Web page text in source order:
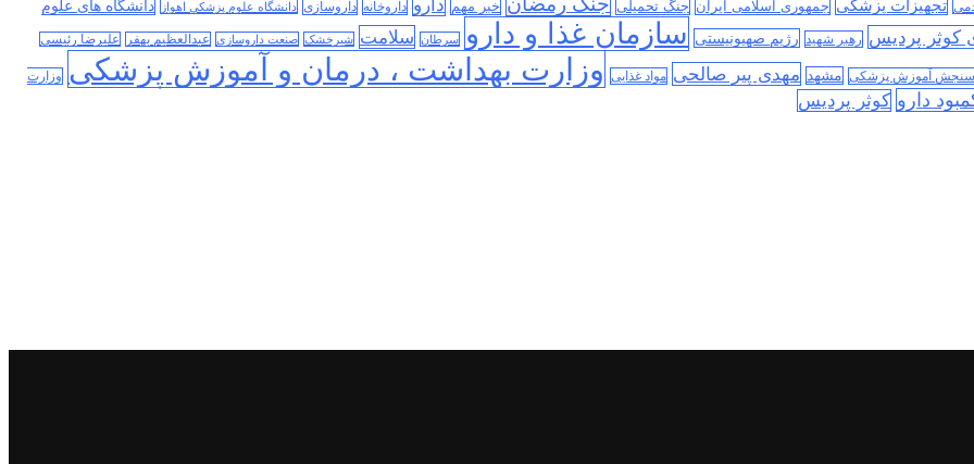
تجهیزات پزشکی جمهوری اسلامی ایران جنگ تحمیلی خبر مهم داروخانه داروسازی دانشگاه علوم پزشکی اهواز
دانشگاه های علوم
کوثر پردیس رهبر شهید رژیم صهیونیستی سازمان غذا و دارو سرطان سلامت شیرخشک صنعت داروسازی عبدالعظیم بهفر علیرضا رئیسی
سنجش آموزش پزشکی مشهد مهدی پیر صالحی مواد غذایی وزارت بهداشت ، درمان و آموزش پزشکی وزارت
دارو کوثر پردیس